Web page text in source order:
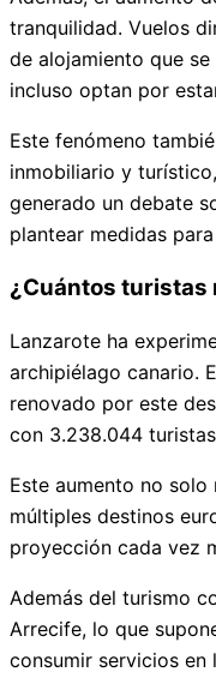
tranquilidad. Vuelos
de alojamiento que
incluso optan por
Este fenómeno
inmobiliario y
generado un debate
plantear medidas
¿Cuántos turistas
Lanzarote ha
archipiélago canario.
renovado por este
con 3.238.044
Este aumento no
múltiples destinos
proyección cada vez
Además del turismo
Arrecife, lo que
consumir servicios en